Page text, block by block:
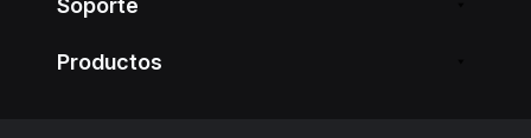
Soporte
Productos